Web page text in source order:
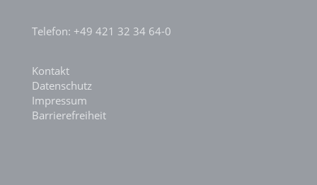
Telefon: +49 421 32 34 64-0
Kontakt
Datenschutz
Impressum
Barrierefreiheit